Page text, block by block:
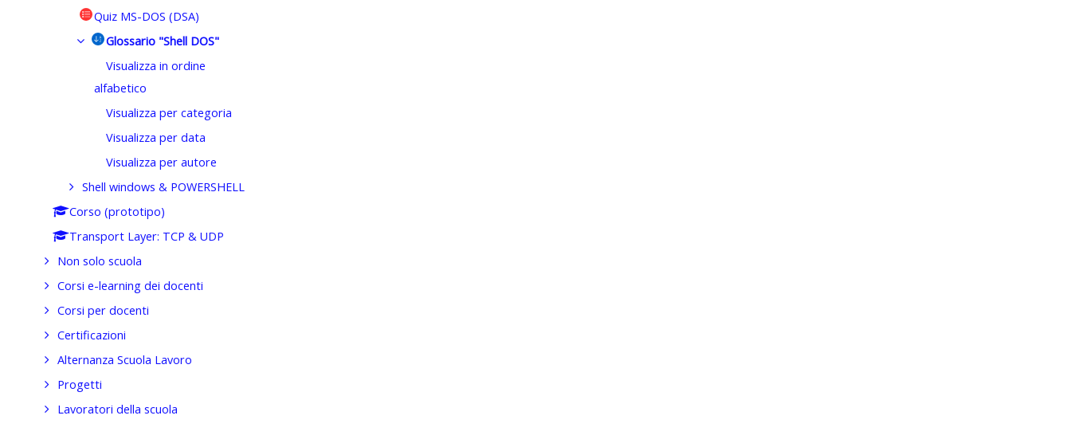
Quiz MS-DOS (DSA)
Glossario "Shell DOS"
Visualizza in ordine
alfabetico
Visualizza per categoria
Visualizza per data
Visualizza per autore
Shell windows & POWERSHELL
Corso (prototipo)
Transport Layer: TCP & UDP
Non solo scuola
Corsi e-learning dei docenti
Corsi per docenti
Certificazioni
Alternanza Scuola Lavoro
Progetti
Lavoratori della scuola